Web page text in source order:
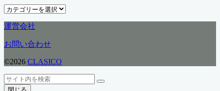
ブ
カ
ゴ
リ
ー
運営会社
お問い合わせ
©2026 CLASICO
ト
ッ
検
索
検